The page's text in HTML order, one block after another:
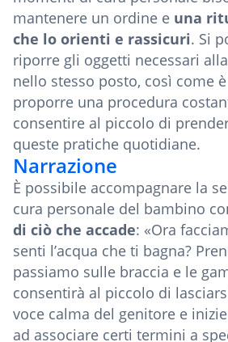
mantenere un ordine e una
che lo orienti e rassicuri. Si
riporre gli oggetti necessari
nello stesso posto, così come
proporre una procedura
consentire al piccolo di
queste pratiche quotidiane.
Narrazione
È possibile accompagnare la
cura personale del bambino
di ciò che accade: «Ora
senti l’acqua che ti bagna?
passiamo sulle braccia e le
consentirà al piccolo di
voce calma del genitore e
ad associare certi termini a